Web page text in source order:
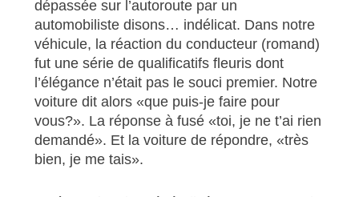
dépassée sur l’autoroute par un
automobiliste disons… indélicat. Dans notre
véhicule, la réaction du conducteur (romand)
fut une série de qualificatifs fleuris dont
l’élégance n’était pas le souci premier. Notre
voiture dit alors «que puis-je faire pour
vous?». La réponse à fusé «toi, je ne t’ai rien
demandé». Et la voiture de répondre, «très
bien, je me tais».